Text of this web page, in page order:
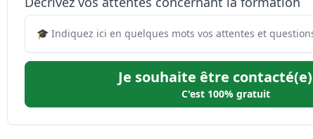
Je souhaite être
C'est 100% gratuit